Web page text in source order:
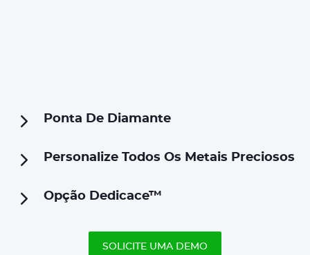
Ponta De Diamante
Personalize Todos Os Metais Preciosos
Opção Dedicace™
SOLICITE UMA DEMO